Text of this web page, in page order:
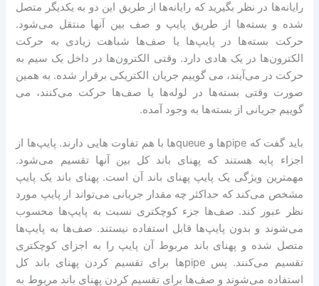
رایانه‌ها در نظر بگیرید که رایانه‌ها از طریق این دو به یکدیگر متصل
شده و بسته‌ها از طریق پایپ و صف بین آنها منتقل می‌شود.
حرکت بسته‌ها در پایپ‌ها یا صف‌ها شباهت زیادی به حرکت
الکترون‌ها در یک هادی دارد. وقتی الکترون‌ها در داخل یک سیم به
حرکت در می‌آیند، می گوییم جریان الکتریکی برقرار شده. به همین
صورت وقتی بسته‌ها در لوله‌ها یا صف‌ها حرکت می‌کنند، می
گوییم جریانی از بسته‌ها به وجود آمده.
باید گفت که pipeها و queueها با هم تفاوت هایی دارند. پایپ‌ها از
اجزاء پایه هستند که پهنای باند کل بین آنها تقسیم می‌شود.
مهمترین ویژگی یک پایپ پهنای باند آن است. پهنای باند یک پایپ
مشخص می‌کند که حداکثر چه مقدار جریانی می‌تواند از پایپ مورد
نظر عبور کند. صف‌ها جزء کوچکتری نسبت به پایپ‌ها محسوب
می‌شوند و بدون پایپ‌ها قابل استفاده نیستند. صف‌ها به پایپ‌ها
متصل شده و پهنای باند مربوط آن پایپ را به اجزای کوچکتری
تقسیم می‌کنند. پس pipeها برای تقسیم کردن پهنای باند کل
استفاده می‌شوند و صف‌ها برای تقسیم کردن پهنای باند مربوط به